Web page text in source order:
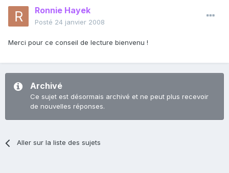
Ronnie Hayek
Posté 24 janvier 2008
Merci pour ce conseil de lecture bienvenu !
Archivé
Ce sujet est désormais archivé et ne peut plus recevoir
de nouvelles réponses.
Aller sur la liste des sujets